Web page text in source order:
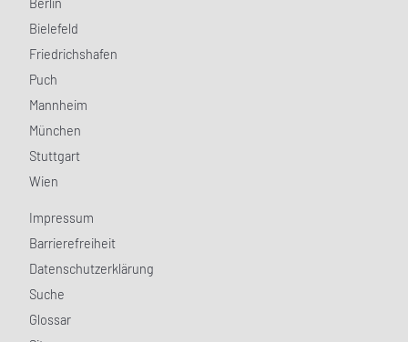
Bielefeld
Friedrichshafen
Puch
Mannheim
München
Stuttgart
Wien
Impressum
Barrierefreiheit
Datenschutzerklärung
Suche
Glossar